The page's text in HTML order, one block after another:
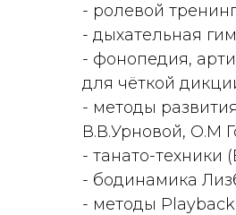
- ролевой
- дыхательная
- фонопедия,
для чёткой
- методы
В.В.Урновой, О.М
- танато-техники
- бодинамика
- методы